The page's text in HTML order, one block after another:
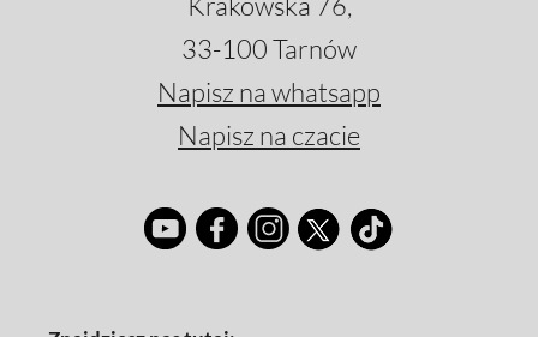
33-100 Tarnów
Napisz na whatsapp
Napisz na czacie